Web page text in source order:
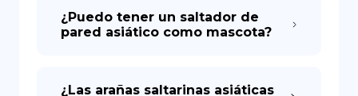
¿Puedo tener un saltador de
pared asiático como mascota?
¿Las arañas saltarinas asiáticas